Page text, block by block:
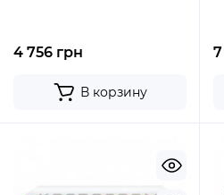
4 756 грн
В корзину